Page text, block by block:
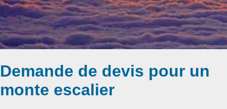
Demande de devis pour un
monte escalier